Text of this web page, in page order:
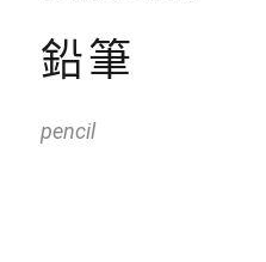
鉛筆
pencil